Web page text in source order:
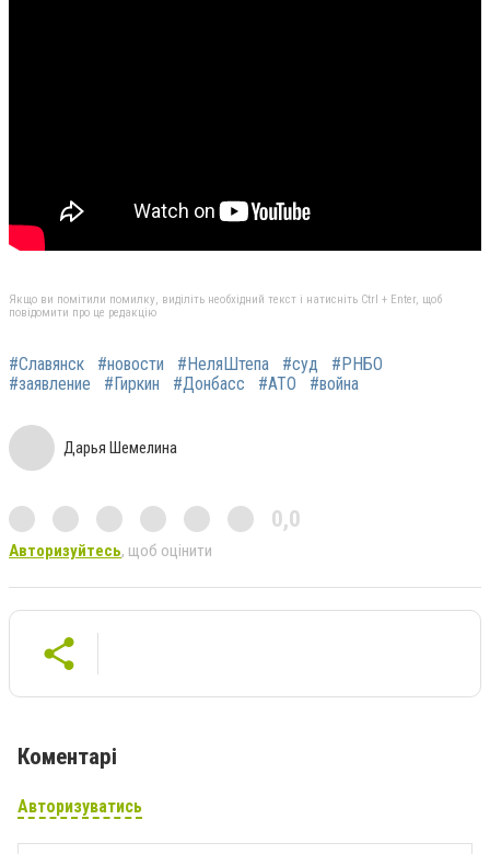
Якщо ви помітили помилку, виділіть необхідний текст і натисніть Ctrl + Enter, щоб
повідомити про це редакцію
#Славянск #новости #НеляШтепа #суд
#РНБО
#заявление
#Гиркин #Донбасс #АТО #война
Дарья Шемелина
0,0
Авторизуйтесь, щоб оцінити
Коментарі
Авторизуватись